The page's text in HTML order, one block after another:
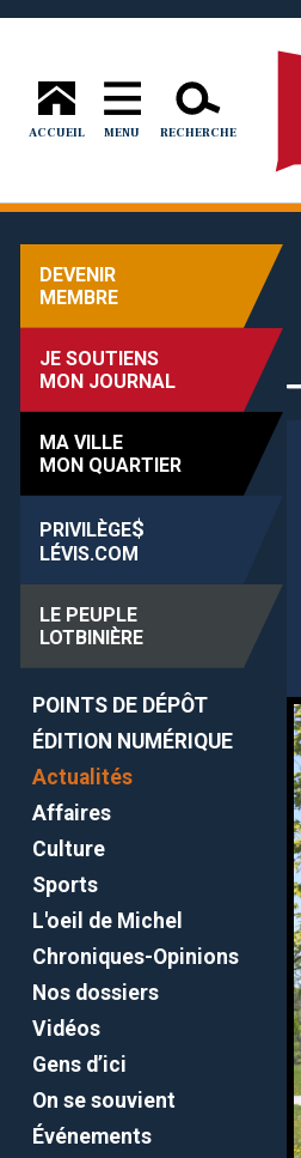
ACCUEIL MENU RECHERCHE
DEVENIR
MEMBRE
JE SOUTIENS
MON JOURNAL
MA VILLE
MON QUARTIER
PRIVILÈGE$
LÉVIS.COM
LE PEUPLE
LOTBINIÈRE
POINTS DE DÉPÔT
ÉDITION NUMÉRIQUE
Actualités
Affaires
Culture
Sports
L'oeil de Michel
Chroniques-Opinions
Nos dossiers
Vidéos
Gens d’ici
On se souvient
Événements